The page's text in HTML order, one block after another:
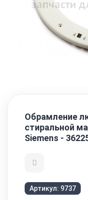
Обрамление
стиральной
Siemens -
Артикул: 9737